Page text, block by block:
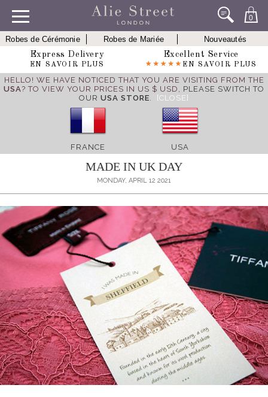
0
Robes de Cérémonie Robes de Mariée
Nouveautés
Express Delivery
EN SAVOIR PLUS
Excellent Service
EN SAVOIR PLUS
HELLO! WE HAVE NOTICED THAT YOU ARE VISITING FROM THE
USA? TO VIEW YOUR PRICES IN US $ USD, PLEASE SWITCH TO
OUR USA STORE. [CLOSE]
FRANCE USA
MADE IN UK DAY
MONDAY, APRIL 12 2021